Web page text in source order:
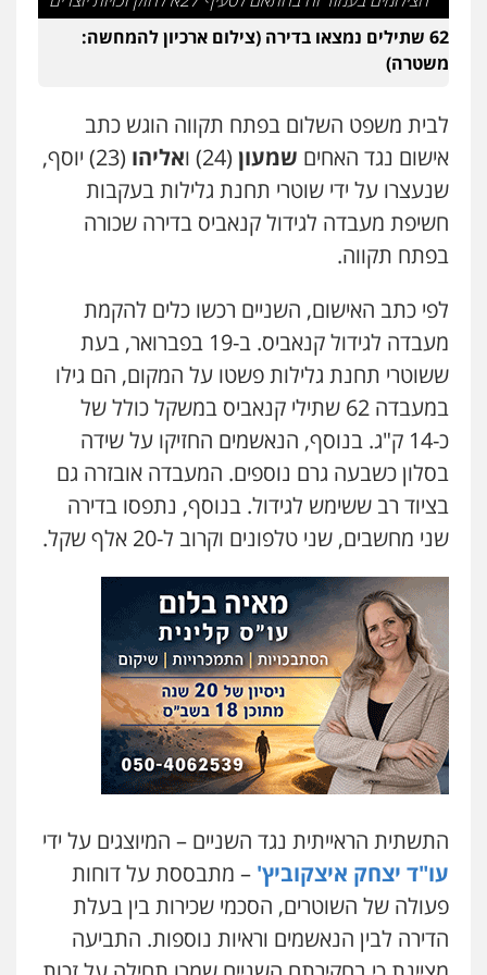
עו"ד משה פלמור
פלילי כלכלי צווארון לבן עורכי דין לענייני
עו"ד עמית רוזנצויג
משפט פלילי דיני תעבורה
0532700200
0549199449
עו"ד מוחמד רחאל
פלילי פשיעה חמורה צווארון לבן צבאי
מעצרים וחקירות
0502228917
בר ציון – אוזן משרד עורכי דין
פלילי עבירות תנועה תעבורה פשיעה
חמורה
0505258475
עו"ד מוחמד סביחאת
פלילי תעבורה פשיעה כלכלית
0525077716
עו"ד אמיר נאטור
פלילי פשיעה חמורה צווארון לבן מעצרים
חנא בולוס – משרד עורכי דין
פלילי פשיעה חמורה צווארון לבן נזיקין
0546661544
62 שתילים נמצאו בדירה (צילום ארכיון להמחשה:
משטרה)
לבית משפט השלום בפתח תקווה הוגש כתב
אישום נגד האחים שמעון (24) ו אליהו
(23) יוסף,
שנעצרו על ידי שוטרי תחנת גלילות בעקבות
חשיפת מעבדה לגידול קנאביס בדירה שכורה
בפתח תקווה.
לפי כתב האישום, השניים רכשו כלים להקמת
מעבדה לגידול קנאביס. ב-19 בפברואר, בעת
ששוטרי תחנת גלילות פשטו על המקום, הם גילו
במעבדה 62 שתילי קנאביס במשקל כולל של
כ-14 ק"ג. בנוסף, הנאשמים החזיקו על שידה
בסלון כשבעה גרם נוספים. המעבדה אובזרה גם
בציוד רב ששימש לגידול. בנוסף, נתפסו בדירה
שני מחשבים, שני טלפונים וקרוב ל-20 אלף שקל.
התשתית הראייתית נגד השניים – המיוצגים על ידי
עו"ד יצחק איצקוביץ' – מתבססת על דוחות
פעולה של השוטרים, הסכמי שכירות בין בעלת
הדירה לבין הנאשמים וראיות נוספות. התביעה